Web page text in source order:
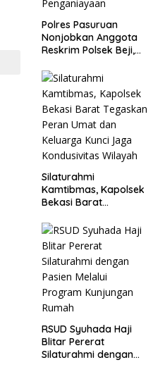
Polres Pasuruan
Nonjobkan Anggota
Reskrim Polsek Beji,
Transparansi
Penanganan Dugaan
Penganiayaan
Silaturahmi
Kamtibmas, Kapolsek
Bekasi Barat
dan Keluarga Kunci
Jaga Kondusivitas
Wilayah
RSUD Syuhada Haji
Blitar Pererat
Silaturahmi dengan